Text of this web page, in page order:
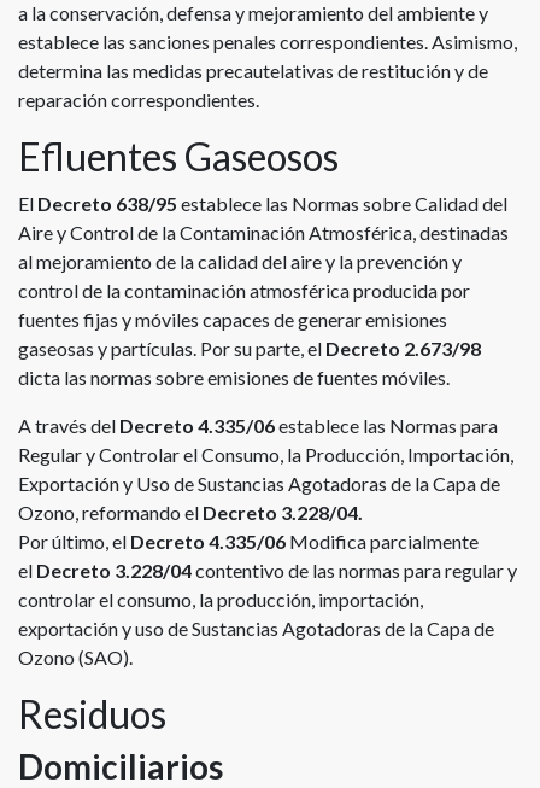
a la conservación, defensa y mejoramiento del ambiente y
establece las sanciones penales correspondientes. Asimismo,
determina las medidas precautelativas de restitución y de
reparación correspondientes.
Efluentes Gaseosos
El Decreto 638/95 establece las Normas sobre Calidad del
Aire y Control de la Contaminación Atmosférica, destinadas
al mejoramiento de la calidad del aire y la prevención y
control de la contaminación atmosférica producida por
fuentes fijas y móviles capaces de generar emisiones
gaseosas y partículas. Por su parte, el Decreto 2.673/98
dicta las normas sobre emisiones de fuentes móviles.
A través del Decreto 4.335/06establece las Normas para
Regular y Controlar el Consumo, la Producción, Importación,
Exportación y Uso de Sustancias Agotadoras de la Capa de
Ozono, reformando el Decreto 3.228/04.
Por último, el Decreto 4.335/06 Modifica parcialmente
el Decreto 3.228/04contentivo de las normas para regular y
controlar el consumo, la producción, importación,
exportación y uso de Sustancias Agotadoras de la Capa de
Ozono (SAO).
Residuos
Domiciliarios